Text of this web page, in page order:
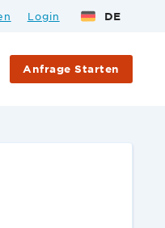
Login DE
Anfrage Starten